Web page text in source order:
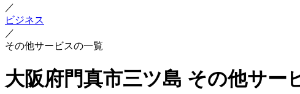
／
ビジネス
／
その他サービスの一覧
大阪府門真市三ツ島 その他サー